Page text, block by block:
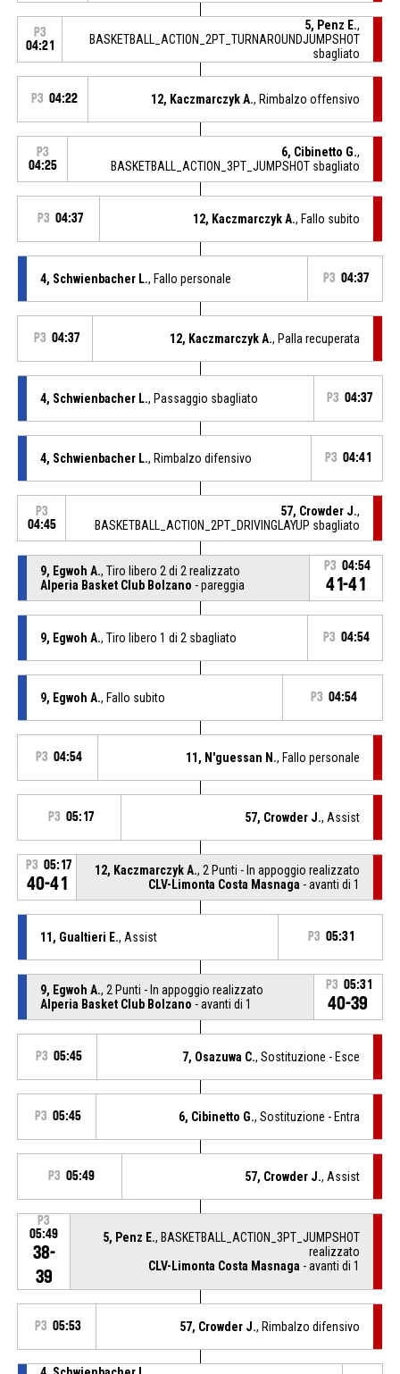
P3
04:21
5, Penz E.,
BASKETBALL_ACTION_2PT_TURNAROUNDJUMPSHOT
sbagliato
P3 04:22 12, Kaczmarczyk A., Rimbalzo offensivo
P3
04:25
6, Cibinetto G.,
BASKETBALL_ACTION_3PT_JUMPSHOT sbagliato
P3 04:37 12, Kaczmarczyk A., Fallo subito
4, Schwienbacher L., Fallo personale P3 04:37
P3 04:37 12, Kaczmarczyk A., Palla recuperata
4, Schwienbacher L., Passaggio sbagliato P3 04:37
4, Schwienbacher L., Rimbalzo difensivo P3 04:41
P3
04:45
57, Crowder J.,
BASKETBALL_ACTION_2PT_DRIVINGLAYUP sbagliato
9, Egwoh A., Tiro libero 2 di 2 realizzato
Alperia Basket Club Bolzano - pareggia
P3 04:54
41-41
9, Egwoh A., Tiro libero 1 di 2 sbagliato P3 04:54
9, Egwoh A., Fallo subito P3 04:54
P3 04:54 11, N'guessan N., Fallo personale
P3 05:17 57, Crowder J., Assist
P3 05:17
40-41
12, Kaczmarczyk A., 2 Punti - In appoggio realizzato
CLV-Limonta Costa Masnaga - avanti di 1
11, Gualtieri E., Assist P3 05:31
9, Egwoh A., 2 Punti - In appoggio realizzato
Alperia Basket Club Bolzano - avanti di 1
P3 05:31
40-39
P3 05:45 7, Osazuwa C., Sostituzione - Esce
P3 05:45 6, Cibinetto G., Sostituzione - Entra
P3 05:49 57, Crowder J., Assist
P3
05:49
38-
39
5, Penz E., BASKETBALL_ACTION_3PT_JUMPSHOT
realizzato
CLV-Limonta Costa Masnaga - avanti di 1
P3 05:53 57, Crowder J., Rimbalzo difensivo